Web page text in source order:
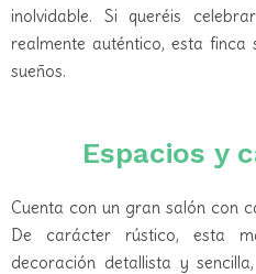
inolvidable. Si queréis
realmente auténtico, esta
sueños.
Espacios y
Cuenta con un gran salón con
De carácter rústico, esta
decoración detallista y